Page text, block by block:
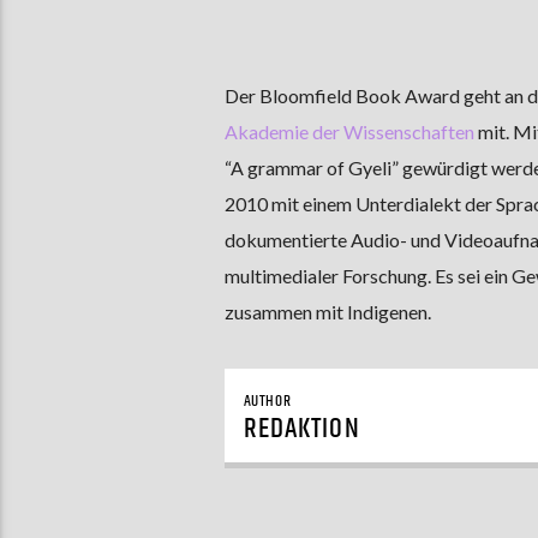
Der Bloomfield Book Award geht an
Akademie der Wissenschaften mit.
“A grammar of Gyeli” gewürdigt
2010 mit einem Unterdialekt der
dokumentierte Audio- und
multimedialer Forschung. Es sei ein
zusammen mit Indigenen.
AUTHOR
REDAKTION